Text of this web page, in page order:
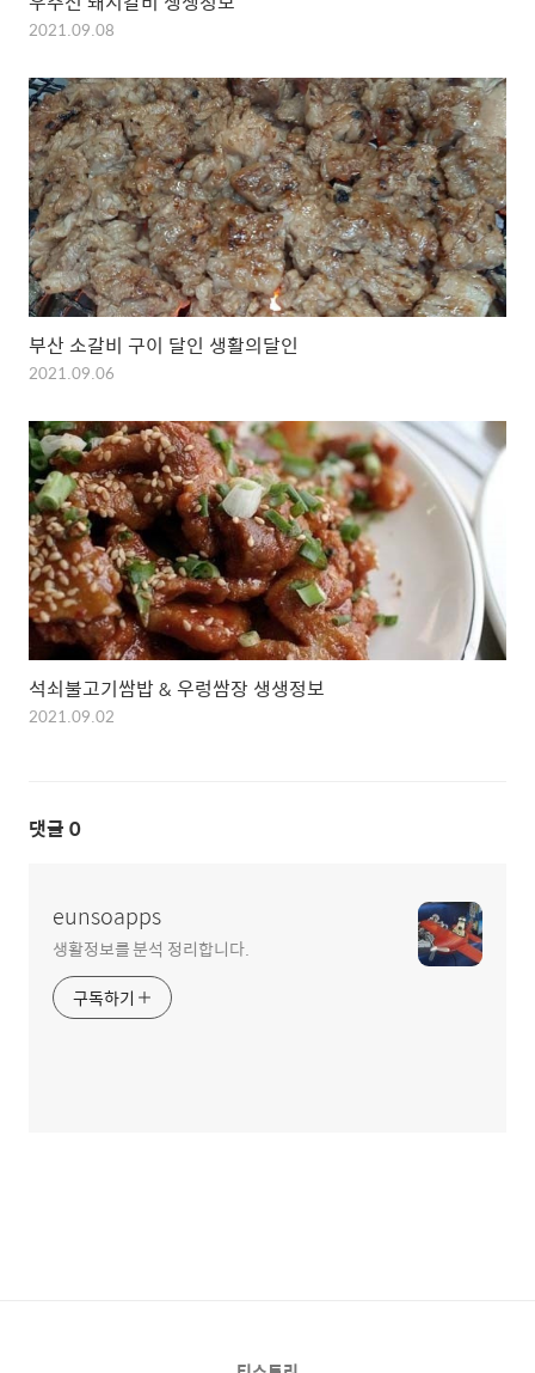
2021.09.08
부산 소갈비 구이 달인 생활의달인
2021.09.06
석쇠불고기쌈밥 & 우렁쌈장 생생정보
2021.09.02
댓글 0
eunsoapps
생활정보를 분석 정리합니다.
구독하기